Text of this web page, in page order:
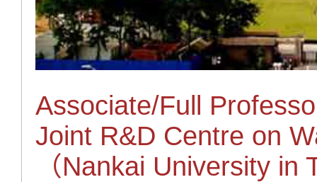
Associate/Full
Joint R&D Centre on
（Nankai University in